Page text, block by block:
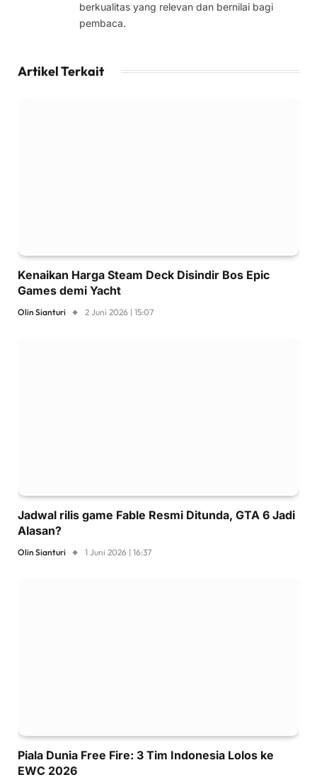
berkualitas yang relevan dan bernilai bagi
pembaca.
Artikel Terkait
Kenaikan Harga Steam Deck Disindir Bos Epic
Games demi Yacht
Olin Sianturi 2 Juni 2026 | 15:07
Jadwal rilis game Fable Resmi Ditunda, GTA 6 Jadi
Alasan?
Olin Sianturi 1 Juni 2026 | 16:37
Piala Dunia Free Fire: 3 Tim Indonesia Lolos ke
EWC 2026